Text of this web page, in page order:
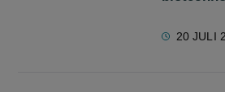
20 JULI